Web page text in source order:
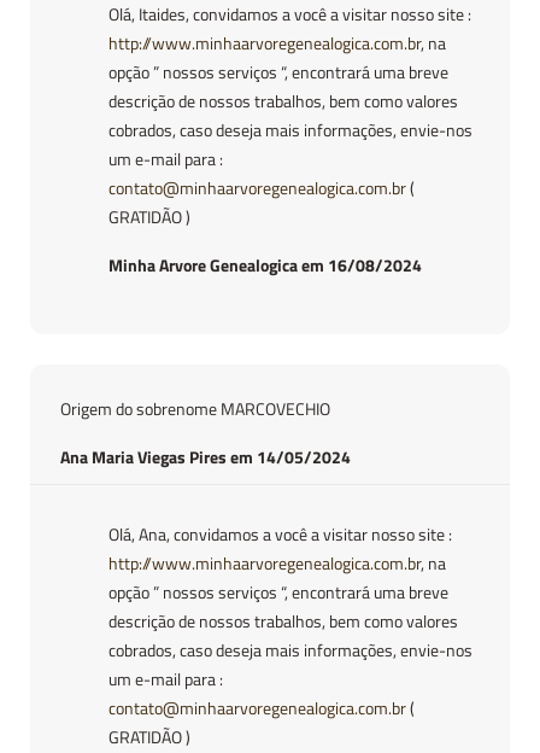
Olá, Itaides, convidamos a você a visitar nosso site :
http://www.minhaarvoregenealogica.com.br, na
opção ” nossos serviços “, encontrará uma breve
descrição de nossos trabalhos, bem como valores
cobrados, caso deseja mais informações, envie-nos
um e-mail para :
contato@minhaarvoregenealogica.com.br(
GRATIDÃO )
Minha Arvore Genealogica em 16/08/2024
Origem do sobrenome MARCOVECHIO
Ana Maria Viegas Pires em 14/05/2024
Olá, Ana, convidamos a você a visitar nosso site :
http://www.minhaarvoregenealogica.com.br, na
opção ” nossos serviços “, encontrará uma breve
descrição de nossos trabalhos, bem como valores
cobrados, caso deseja mais informações, envie-nos
um e-mail para :
contato@minhaarvoregenealogica.com.br(
GRATIDÃO )